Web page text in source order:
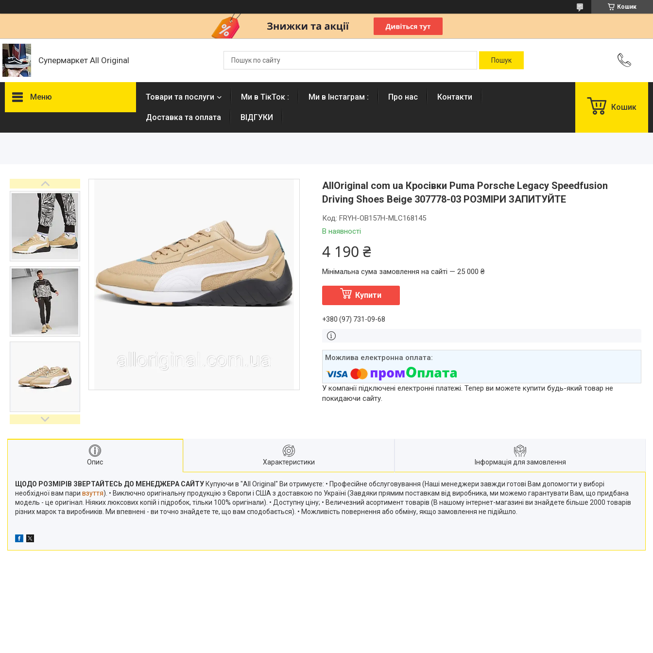
Кошик
Супермаркет All Original
Меню Товари та послуги Ми в ТікТок : Ми в Інстаграм : Про нас Контакти
Доставка та оплата ВІДГУКИ
Кошик
AllOriginal com ua Кросівки Puma Porsche Legacy Speedfusion
Driving Shoes Beige 307778-03 РОЗМІРИ ЗАПИТУЙТЕ
В наявності
Код: FRYH-OB157H-MLC168145
4 190 ₴
Мінімальна сума замовлення на сайті — 25 000 ₴
Купити
+380 (97) 731-09-68
У компанії підключені електронні платежі. Тепер ви можете купити будь-який товар не
покидаючи сайту.
Опис Характеристики Інформація для замовлення
ЩОДО РОЗМІРІВ ЗВЕРТАЙТЕСЬ ДО МЕНЕДЖЕРА САЙТУ Купуючи в "All Original" Ви отримуєте: • Професійне обслуговування (Наші менеджери завжди готові Вам допомогти у виборі
необхідної вам пари взуття). • Виключно оригінальну продукцію з Європи і США з доставкою по Україні (Завдяки прямим поставкам від виробника, ми можемо гарантувати Вам, що придбана
модель - це оригінал. Ніяких люксових копій і підробок, тільки 100% оригінали). • Доступну ціну; • Величезний асортимент товарів (В нашому інтернет-магазині ви знайдете більше 2000 товарів
різних марок та виробників. Ми впевнені - ви точно знайдете те, що вам сподобається). • Можливість повернення або обміну, якщо замовлення не підійшло.